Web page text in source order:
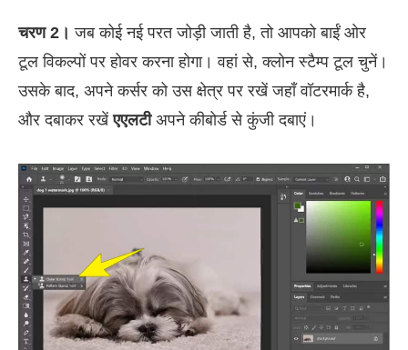
चरण 2। जब कोई नई परत जोड़ी जाती है, तो आपको बाईं ओर
टूल विकल्पों पर होवर करना होगा। वहां से, क्लोन स्टैम्प टूल चुनें।
उसके बाद, अपने कर्सर को उस क्षेत्र पर रखें जहाँ वॉटरमार्क है,
और दबाकर रखेंएएलटीअपने कीबोर्ड से कुंजी दबाएं।